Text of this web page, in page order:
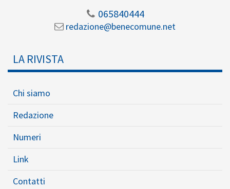
065840444
redazione@benecomune.net
LA RIVISTA
Chi siamo
Redazione
Numeri
Link
Contatti